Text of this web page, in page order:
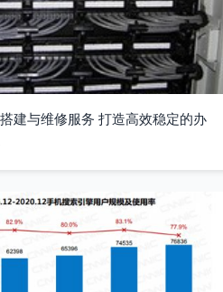
建与维修服务 打造高效稳定的办